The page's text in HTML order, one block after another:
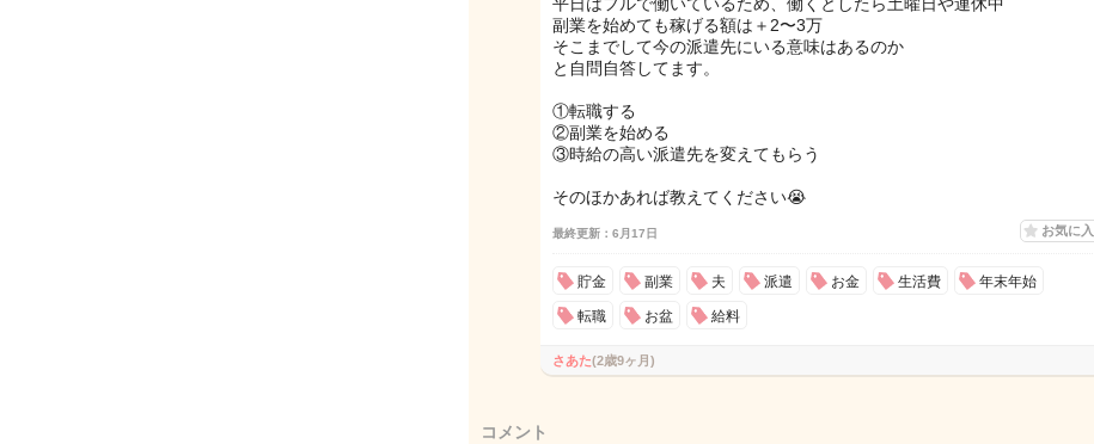
副業を始めても稼げる額は＋2〜3万
そこまでして今の派遣先にいる意味はあるのか
と自問自答してます。
①転職する
②副業を始める
③時給の高い派遣先を変えてもらう
そのほかあれば教えてください😭
最終更新：6月17日 お気に
貯金 副業 夫 派遣 お金 生活費 年末年始
転職 お盆 給料
さあた(2歳9ヶ月)
コメント